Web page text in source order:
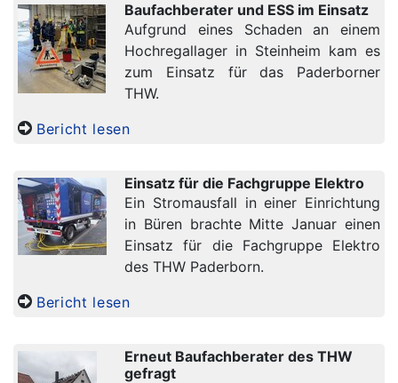
Baufachberater und ESS im Einsatz
Aufgrund eines Schaden an einem
Hochregallager in Steinheim kam es
zum Einsatz für das Paderborner
THW.
Bericht lesen
Einsatz für die Fachgruppe Elektro
Ein Stromausfall in einer Einrichtung
in Büren brachte Mitte Januar einen
Einsatz für die Fachgruppe Elektro
des THW Paderborn.
Bericht lesen
Erneut Baufachberater des THW
gefragt